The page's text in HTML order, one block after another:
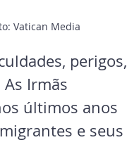
Vatican Media
perigos,
Irmãs
últimos anos
e seus